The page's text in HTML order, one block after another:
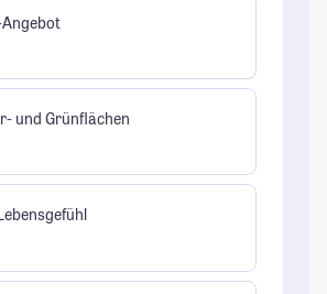
und Grünflächen